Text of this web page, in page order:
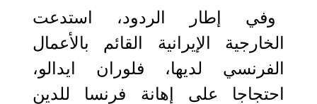
وفي إطار الردود، استدعت
الخارجية الإيرانية القائم بالأعمال
الفرنسي لديها، فلوران ايدالو،
احتجاجا على إهانة فرنسا للدين